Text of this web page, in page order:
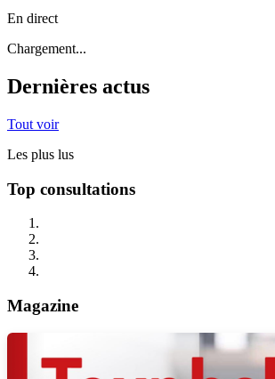
En direct
Chargement...
Dernières actus
Tout voir
Les plus lus
Top consultations
Magazine